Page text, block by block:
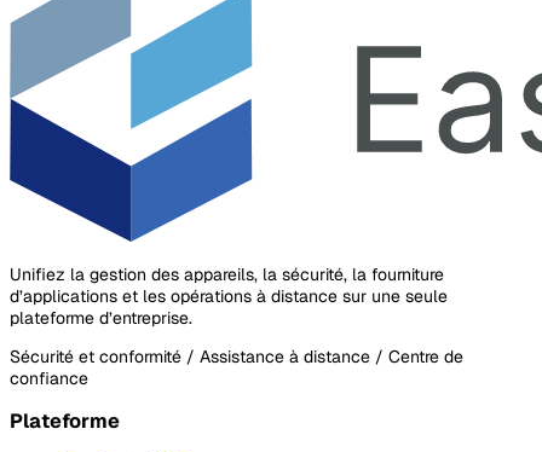
Unifiez la gestion des appareils, la sécurité, la fourniture
d’applications et les opérations à distance sur une seule
plateforme d’entreprise.
Sécurité et conformité / Assistance à distance / Centre de
confiance
Plateforme